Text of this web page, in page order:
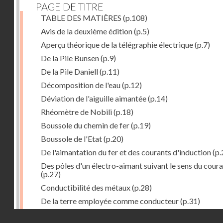
PAGE DE TITRE
TABLE DES MATIÈRES (p.108)
Avis de la deuxième édition(p.5)
Aperçu théorique de la télégraphie électrique(p.7)
De la Pile Bunsen(p.9)
De la Pile Daniell(p.11)
Décomposition de l'eau(p.12)
Déviation de l'aiguille aimantée(p.14)
Rhéomètre de Nobili(p.18)
Boussole du chemin de fer(p.19)
Boussole de l'Etat(p.20)
De l'aimantation du fer et des courants d'induction
Des pôles d'un électro-aimant suivant le sens du
(p.27)
Conductibilité des métaux(p.28)
De la terre employée comme conducteur(p.31)